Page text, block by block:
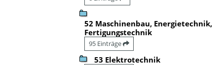
52 Maschinenbau, Energietechnik,
Fertigungstechnik
95 Einträge
53 Elektrotechnik